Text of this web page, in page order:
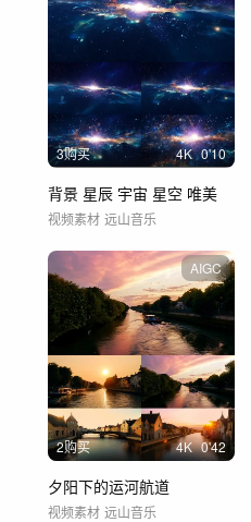
3购买 4K 0'10
背景 星辰 宇宙 星空 唯美
视频素材 远山音乐
AIGC
2购买 4K 0'42
夕阳下的运河航道
视频素材 远山音乐